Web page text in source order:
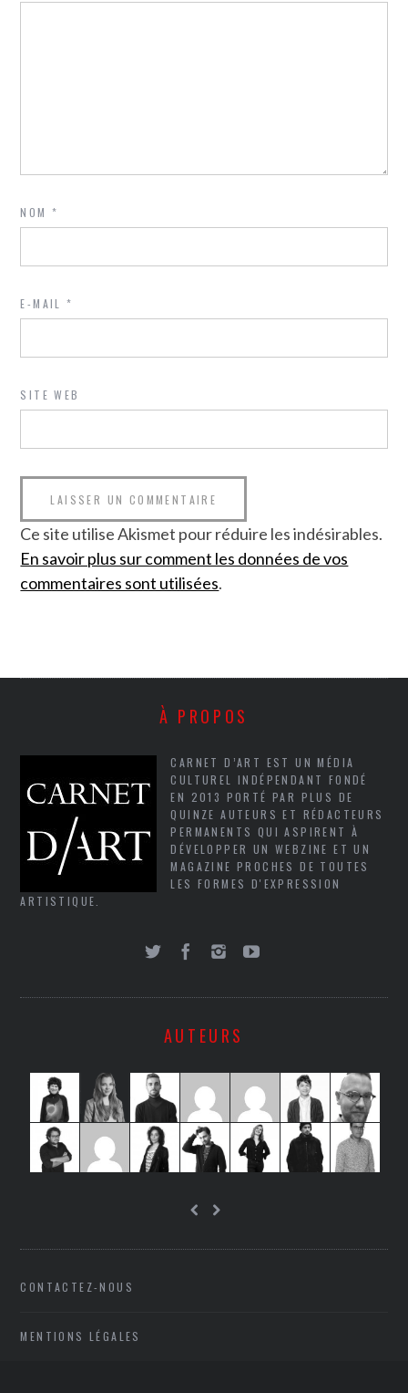
NOM*
E-MAIL*
SITE WEB
Ce site utilise Akismet pour réduire les indésirables.
En savoir plus sur comment les données de vos
commentaires sont utilisées.
À PROPOS
CARNET D’ART EST UN MÉDIA
CULTUREL INDÉPENDANT FONDÉ
EN 2013 PORTÉ PAR PLUS DE
QUINZE AUTEURS ET RÉDACTEURS
PERMANENTS QUI ASPIRENT À
DÉVELOPPER UN WEBZINE ET UN
MAGAZINE PROCHES DE TOUTES
LES FORMES D'EXPRESSION
ARTISTIQUE.
AUTEURS
CONTACTEZ-NOUS
MENTIONS LÉGALES